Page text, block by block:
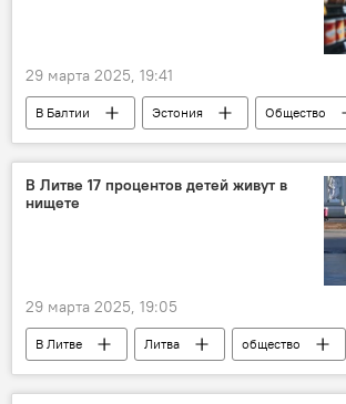
29 марта 2025, 19:41
В Балтии Эстония
Общество
Экономика
инфляция
рост цен
продукты питания
продукты
общество
В Литве 17 процентов детей живут в
нищете
29 марта 2025, 19:05
В Литве Литва
общество
Общество
дети бедность